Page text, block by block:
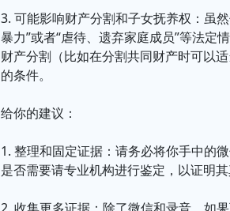
3. 可能影响财产分割和子女抚养权：虽
暴力”或者“虐待、遗弃家庭成员”等法定
财产分割（比如在分割共同财产时可以
的条件。
给你的建议：
1. 整理和固定证据：请务必将你手中的
是否需要请专业机构进行鉴定，以证明其